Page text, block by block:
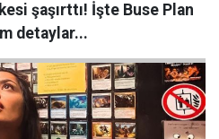
şaşırttı! İşte Buse Plan
detaylar...